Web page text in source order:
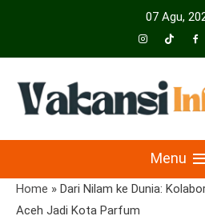
07 Agu,
VakansiinfoMenu
Home » Dari Nilam ke Dunia:
Aceh Jadi Kota Parfum